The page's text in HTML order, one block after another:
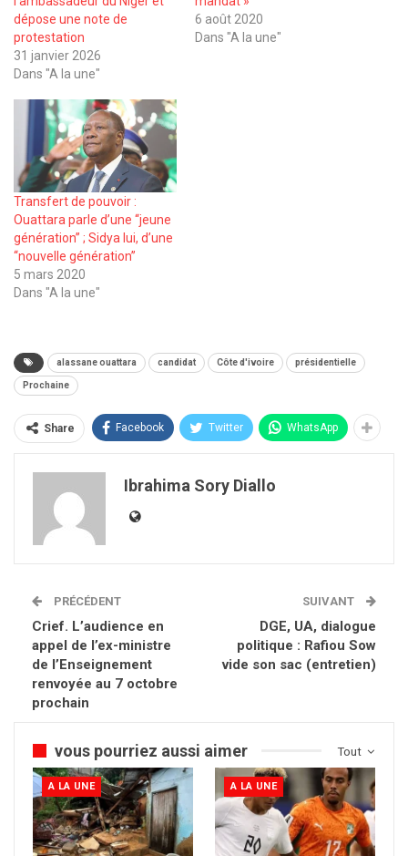
dépose une note de
protestation
31 janvier 2026
Dans "A la une"
6 août 2020
Dans "A la une"
Transfert de pouvoir :
Ouattara parle d’une ‘‘jeune
génération’’ ; Sidya lui, d’une
‘‘nouvelle génération’’
5 mars 2020
Dans "A la une"
alassane ouattara candidat Côte d'ivoire présidentielle
Prochaine
Share Facebook Twitter WhatsApp
Ibrahima Sory Diallo
PRÉCÉDENT
Crief. L’audience en
appel de l’ex-ministre
de l’Enseignement
renvoyée au 7 octobre
prochain
SUIVANT
DGE, UA, dialogue
politique : Rafiou Sow
vide son sac (entretien)
Tout
vous pourriez aussi aimer
A LA UNE A LA UNE